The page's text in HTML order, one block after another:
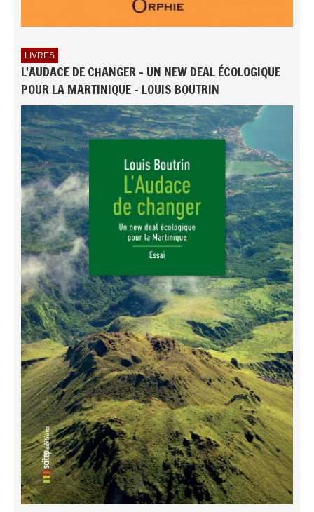
LIVRES
L'AUDACE DE CHANGER - UN NEW DEAL ÉCOLOGIQUE
POUR LA MARTINIQUE - LOUIS BOUTRIN